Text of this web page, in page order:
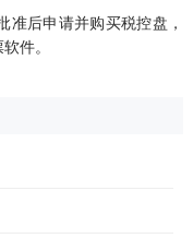
后申请并购买税控盘，
件。